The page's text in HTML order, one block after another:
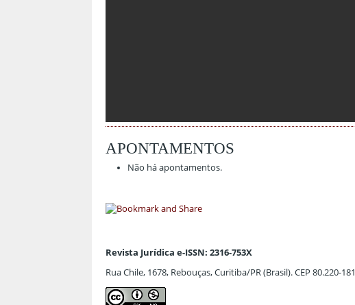
APONTAMENTOS
Não há apontamentos.
Revista Jurídica e-ISSN: 2316-753X
Rua Chile, 1678, Rebouças, Curitiba/PR (Brasil). CEP 80.220-181